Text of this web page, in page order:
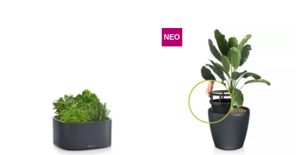
ΝΕΟ